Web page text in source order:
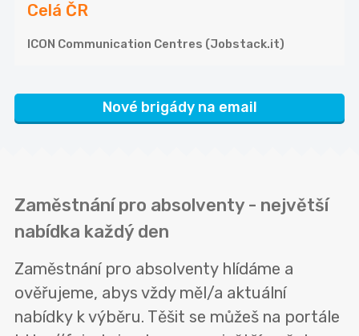
Celá ČR
ICON Communication Centres (Jobstack.it)
Nové brigády na email
Zaměstnání pro absolventy - největší
nabídka každý den
Zaměstnání pro absolventy hlídáme a
ověřujeme, abys vždy měl/a aktuální
nabídky k výběru. Těšit se můžeš na portále